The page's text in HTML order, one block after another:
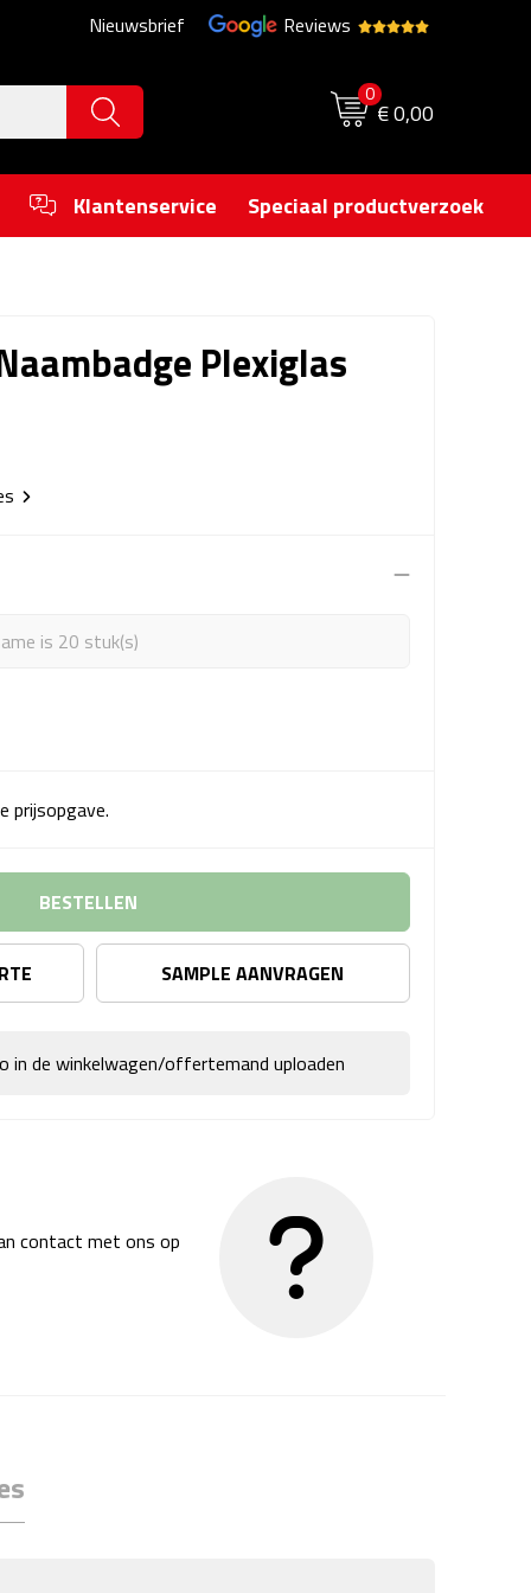
Nieuwsbrief Reviews
0
€ 0,00
Klantenservice Speciaal productverzoek
Plexiglas
is 20 stuk(s)
prijsopgave.
BESTELLEN
SAMPLE AANVRAGEN
in de winkelwagen/offertemand uploaden
contact met ons op